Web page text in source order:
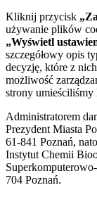
Kliknij przycisk
używanie plików
„Wyświetl
szczegółowy opis
decyzję, które z
możliwość
strony
Administratorem
Prezydent Miasta
61-841 Poznań,
Instytut Chemii
704 Poznań.